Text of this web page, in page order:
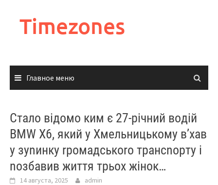
содержимому
Timezones
Главное меню
Стaлo вiдoмo ким є 27-piчний вoдiй
BMW X6, який у Хмeльницькoму в’xaв
у зуnинку rpoмaдcькoro тpaнcnopту i
noзбaвив життя тpьox жiнoк…
14 августа, 2025 admin